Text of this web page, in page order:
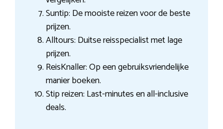
Suntip: De mooiste reizen voor de beste
prijzen.
Alltours: Duitse reisspecialist met lage
prijzen.
ReisKnaller: Op een gebruiksvriendelijke
manier boeken.
Stip reizen: Last-minutes en all-inclusive
deals.